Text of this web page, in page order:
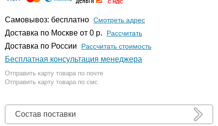
Самовывоз: бесплатно Смотреть адрес
Доставка по Москве от 0 р. Расcчитать
Доставка по России Рассчитать стоимость
Бесплатная консультация менеджера
Отправить карту товара по почте
Отправить карту товара по смс
Состав поставки